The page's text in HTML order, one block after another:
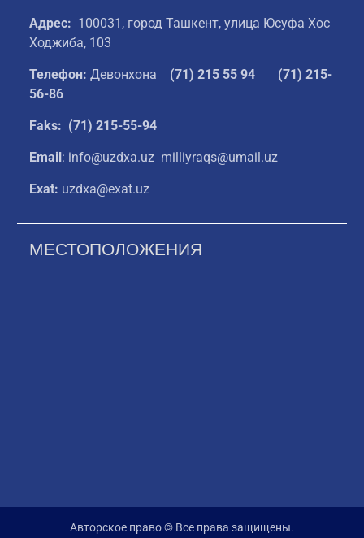
Адрес: 100031, город Ташкент, улица Юсуфа Хос
Ходжиба, 103
Телефон: Девонхона (71) 215 55 94
(71) 215-
56-86
Faks: (71) 215-55-94
Email : info@uzdxa.uz milliyraqs@umail.uz
Exat: uzdxa@exat.uz
МЕСТОПОЛОЖЕНИЯ
Авторское право © Все права защищены.